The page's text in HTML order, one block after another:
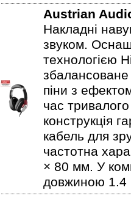
Austrian
Накладні
звуком.
технологією
піни з
час
конструкція
кабель для
частотна
× 80 мм. У
довжиною 1.4